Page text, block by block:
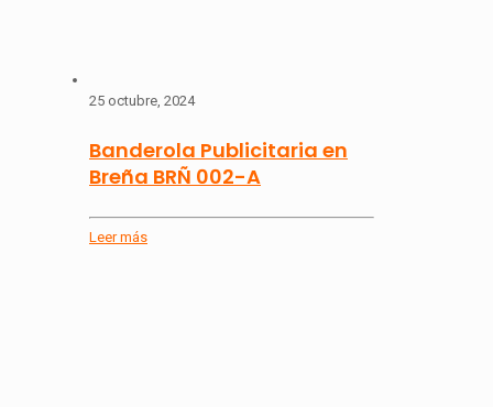
25 octubre, 2024
Banderola Publicitaria en
Breña BRÑ 002-A
Leer más